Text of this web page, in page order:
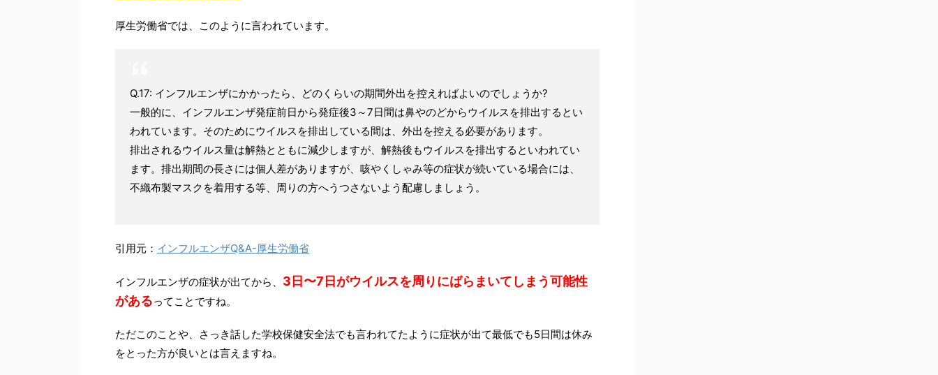
厚生労働省では、このように言われています。
Q.17: インフルエンザにかかったら、どのくらいの期間外出を控えればよいのでしょうか?
一般的に、インフルエンザ発症前日から発症後3～7日間は鼻やのどからウイルスを排出するとい
われています。そのためにウイルスを排出している間は、外出を控える必要があります。
排出されるウイルス量は解熱とともに減少しますが、解熱後もウイルスを排出するといわれてい
ます。排出期間の長さには個人差がありますが、咳やくしゃみ等の症状が続いている場合には、
不織布製マスクを着用する等、周りの方へうつさないよう配慮しましょう。
引用元： インフルエンザQ&A-厚生労働省
インフルエンザの症状が出てから、 3日〜7日がウイルスを周りにばらまいてしまう可能性
があるってことですね。
ただこのことや、さっき話した学校保健安全法でも言われてたように症状が出て最低でも5日間は休み
をとった方が良いとは言えますね。